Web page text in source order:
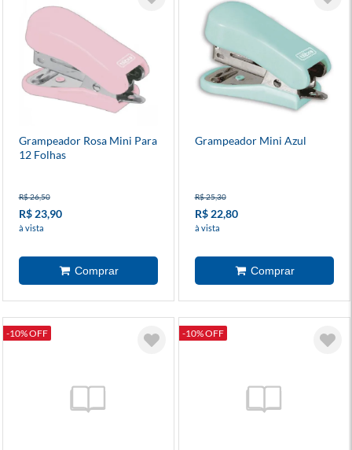
Grampeador Rosa Mini Para
12 Folhas
R$ 26,50
R$ 23,90
à vista
Grampeador Mini Azul
R$ 25,30
R$ 22,80
à vista
-10% OFF -10% OFF